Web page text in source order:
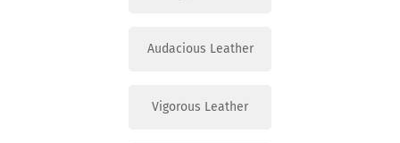
Audacious Leather
Vigorous Leather